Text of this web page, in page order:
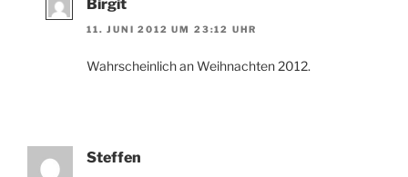
Birgit
11. JUNI 2012 UM 23:12 UHR
Wahrscheinlich an Weihnachten 2012.
Steffen